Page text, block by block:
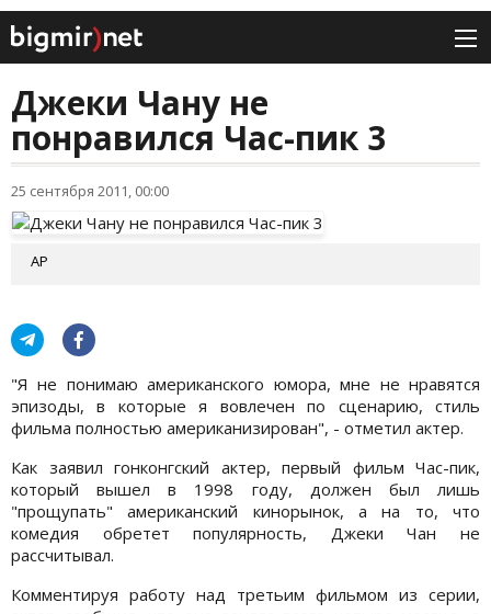
Джеки Чану не
понравился Час-пик 3
25 сентября 2011, 00:00
AP
"Я не понимаю американского юмора, мне не нравятся
эпизоды, в которые я вовлечен по сценарию, стиль
фильма полностью американизирован", - отметил актер.
Как заявил гонконгский актер, первый фильм Час-пик,
который вышел в 1998 году, должен был лишь
"прощупать" американский кинорынок, а на то, что
комедия обретет популярность, Джеки Чан не
рассчитывал.
Комментируя работу над третьим фильмом из серии,